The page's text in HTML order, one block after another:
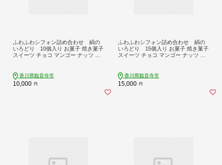
ふわふわシフォン詰め合わせ 絹の
いろどり 10個入り お菓子 焼き菓子
スイーツ チョコ マンゴー ナッツ 紅
香川県観音寺市
10,000 円
ふわふわシフォン詰め合わせ 絹の
いろどり 15個入り お菓子 焼き菓子
スイーツ チョコ マンゴー ナッツ 紅
香川県観音寺市
15,000 円